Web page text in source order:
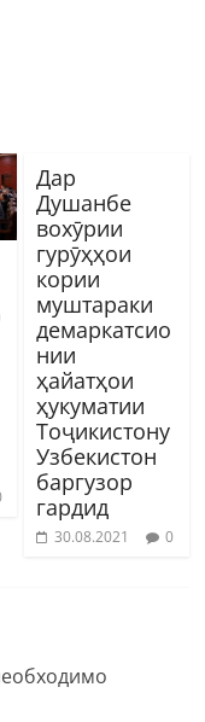
Дар
Душанбе
вохӯрии
гурӯҳҳои
кории
муштараки
демаркатсио
нии
ҳайатҳои
ҳукуматии
Тоҷикистону
Узбекистон
баргузор
гардид
30.08.2021 0